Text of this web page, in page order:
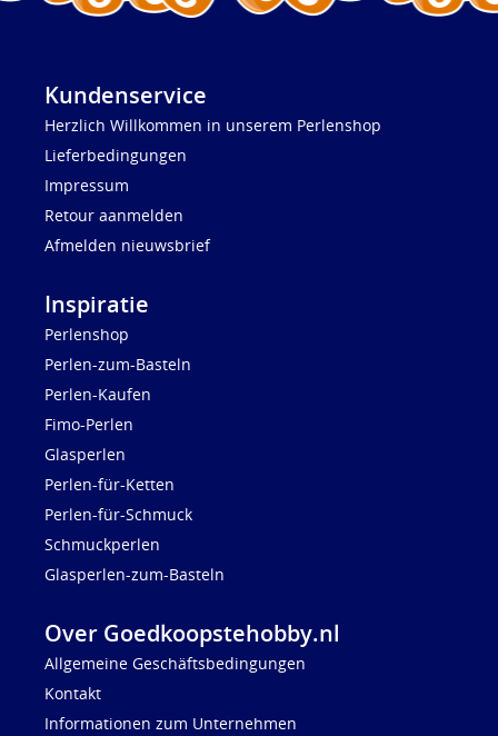
Kundenservice
Herzlich Willkommen in unserem Perlenshop
Lieferbedingungen
Impressum
Retour aanmelden
Afmelden nieuwsbrief
Inspiratie
Perlenshop
Perlen-zum-Basteln
Perlen-Kaufen
Fimo-Perlen
Glasperlen
Perlen-für-Ketten
Perlen-für-Schmuck
Schmuckperlen
Glasperlen-zum-Basteln
Over Goedkoopstehobby.nl
Allgemeine Geschäftsbedingungen
Kontakt
Informationen zum Unternehmen